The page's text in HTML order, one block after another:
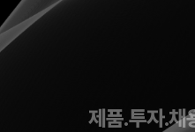
제품.투자.채